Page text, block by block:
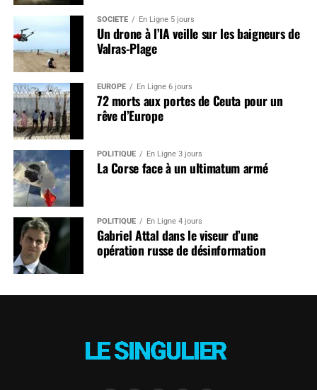
SOCIÉTÉ En Ligne 5 jours
Un drone à l’IA veille sur les baigneurs de
Valras-Plage
EUROPE En Ligne 6 jours
72 morts aux portes de Ceuta pour un
rêve d’Europe
POLITIQUE En Ligne 3 jours
La Corse face à un ultimatum armé
POLITIQUE En Ligne 4 jours
Gabriel Attal dans le viseur d’une
opération russe de désinformation